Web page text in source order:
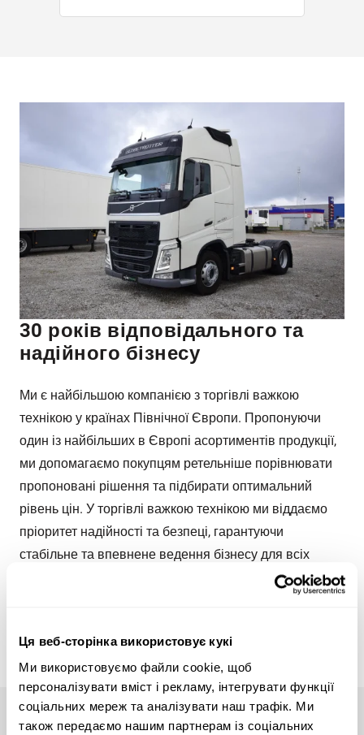
Ця веб-сторінка використовує кукі
Ми використовуємо файли cookie, щоб
персоналізувати вміст і рекламу, інтегрувати функції
соціальних мереж та аналізувати наш трафік. Ми
також передаємо нашим партнерам із соціальних
30 років відповідального та
надійного бізнесу
Ми є найбільшою компанією з торгівлі важкою
технікою у країнах Північної Європи. Пропонуючи
один із найбільших в Європі асортиментів продукції,
ми допомагаємо покупцям ретельніше порівнювати
пропоновані рішення та підбирати оптимальний
рівень цін. У торгівлі важкою технікою ми віддаємо
пріоритет надійності та безпеці, гарантуючи
стабільне та впевнене ведення бізнесу для всіх